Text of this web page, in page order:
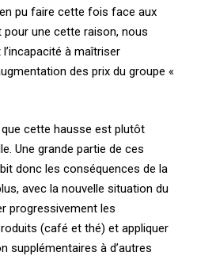
pu faire cette fois face aux
une cette raison, nous
à maîtriser
des prix du groupe «
cette hausse est plutôt
Une grande partie de ces
donc les conséquences de la
avec la nouvelle situation du
progressivement les
(café et thé) et appliquer
supplémentaires à d’autres